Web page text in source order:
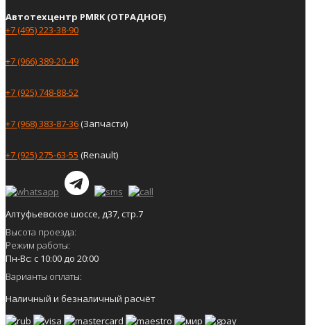
Автотехцентр PMRK (ОТРАДНОЕ)
+7 (495) 223-38-90
+7 (966) 389-20-49
+7 (925) 748-88-52
+7 (968) 383-87-36(Запчасти)
+7 (925) 275-63-55 (Renault)
Алтуфьевское шоссе, д37, стр.7
Высота проезда:
Режим работы:
Пн-Вс: с 10:00 до 20:00
Варианты оплаты:
Наличный и безналичный расчёт